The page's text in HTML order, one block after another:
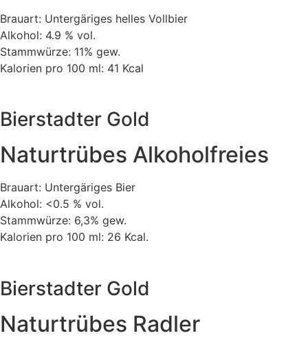
Brauart: Untergäriges helles Vollbier
Alkohol: 4.9 % vol.
Stammwürze: 11% gew.
Kalorien pro 100 ml: 41 Kcal
Bierstadter Gold
Naturtrübes Alkoholfreies
Brauart: Untergäriges Bier
Alkohol: <0.5 % vol.
Stammwürze: 6,3% gew.
Kalorien pro 100 ml: 26 Kcal.
Bierstadter Gold
Naturtrübes Radler